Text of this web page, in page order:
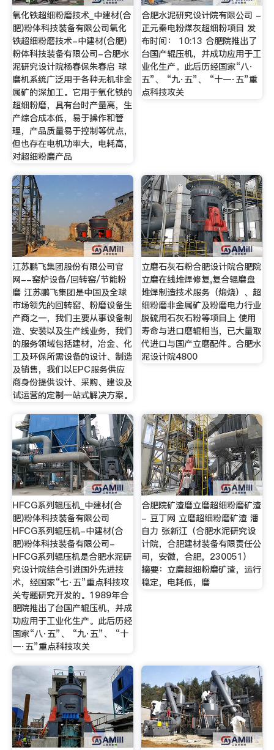
氧化铁超细粉磨技术_中建材(合
肥)粉体科技装备有限公司氧化
铁超细粉磨技术-中建材(合肥)
粉体科技装备有限公司-合肥水
泥研究设计院杨春保朱春启 球
磨机系统广泛用于各种无机非金
属矿的深加工。它用于氧化铁的
超细粉磨，具有台时产量高，生
产综合成本低，易于操作和管
理，产品质量易于控制等优点，
但也存在电机功率大，电耗高，
对超细粉磨产品
合肥水泥研究设计院有限公司 -
正元秦电粉煤灰超细粉项目 发
布时间： 10:13 合肥院推出了
台国产辊压机，并成功应用于工
业化生产。此后历经国家“八·
五”、 “九·五”、 “十一·五”重
点科技攻关
江苏鹏飞集团股份有限公司官
网--窑炉设备/回转窑/节能粉
磨 江苏鹏飞集团是中国及全球
市场领先的回转窑、粉磨设备生
产商之一，我们主要从事设备制
造、安装以及生产线业务，我们
的服务领域包括建材，冶金、化
工及环保所需设备的设计、制造
及销售，我们以EPC服务供应
商身份提供设计、采购、建设及
试运营的定制一站式解决方案。
立磨石灰石粉合肥设计院合肥院
立磨在线堆焊修复,复合辊磨盘
堆焊制造技术服务（煅烧）、超
细粉磨非金属矿及粉磨电力行业
脱硫用石灰石粉等项目上 使用
寿命与进口磨辊相当，已大量取
代进口与国产立磨配件。合肥水
泥设计院4800
HFCG系列辊压机_中建材(合
肥)粉体科技装备有限公司
HFCG系列辊压机-中建材(合
肥)粉体科技装备有限公司-
HFCG系列辊压机是合肥水泥研
究设计院结合引进国外先进技
术，经国家“七·五”重点科技攻
关专题研究开发的。1989年合
肥院推出了台国产辊压机，并成
功应用于工业化生产。此后历经
国家“八·五”、 “九·五”、 “十
一·五”重点科技攻关
合肥院矿渣磨立磨超细粉磨矿渣
- 豆丁网 立磨超细粉磨矿渣 潘
自力 张新江（合肥水泥研究设
计院，合肥建材装备有限责任公
司，安徽，合肥，230051）
摘要：立磨超细粉磨矿渣，运行
稳定，电耗低，磨